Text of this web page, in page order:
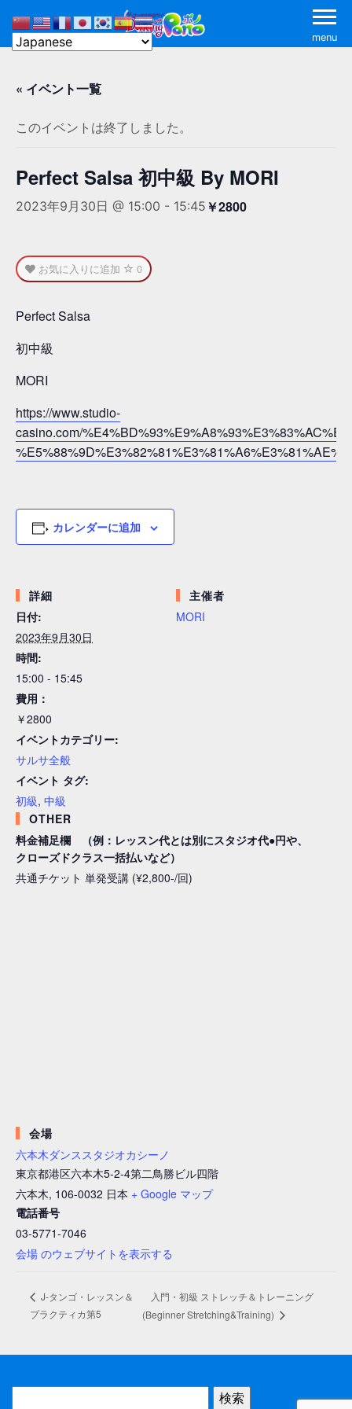
menu
« イベント一覧
このイベントは終了しました。
Perfect Salsa 初中級 By MORI
2023年9月30日 @ 15:00 - 15:45 ￥2800
お気に入りに追加 0
Perfect Salsa
初中級
MORI
https://www.studio-
casino.com/
カレンダーに追加
詳細
日付:
2023年9月30日
時間:
15:00 - 15:45
費用：
￥2800
イベントカテゴリー:
サルサ全般
イベント タグ:
初級, 中級
主催者
MORI
OTHER
料金補足欄 （例：レッスン代とは別にスタジオ代●円や、
クローズドクラス一括払いなど）
共通チケット 単発受講 (¥2,800-/回)
会場
六本木ダンススタジオカシーノ
東京都港区六本木5-2-4第二鳥勝ビル四階
六本木, 106-0032 日本 + Google マップ
電話番号
03-5771-7046
会場 のウェブサイトを表示する
J-タンゴ・レッスン＆
プラクティカ第5
入門・初級 ストレッチ＆トレーニング ​
(Beginner Stretching&Training)